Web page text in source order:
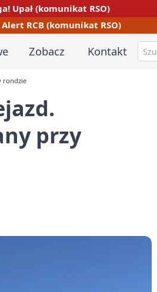
Upał (komunikat RSO)
RCB (komunikat RSO)
Zobacz Kontakt
rondzie
przy